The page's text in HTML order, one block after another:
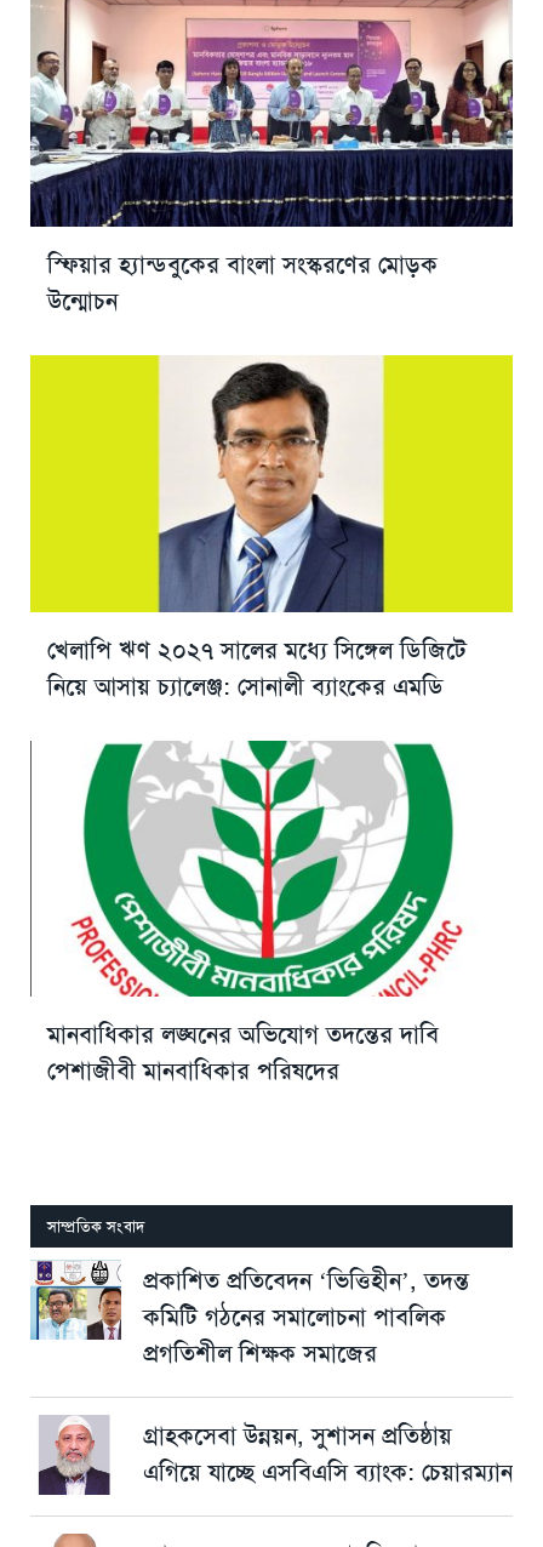
স্ফিয়ার হ্যান্ডবুকের বাংলা সংস্করণের মোড়ক
উন্মোচন
খেলাপি ঋণ ২০২৭ সালের মধ্যে সিঙ্গেল ডিজিটে
নিয়ে আসায় চ্যালেঞ্জ: সোনালী ব্যাংকের এমডি
মানবাধিকার লঙ্ঘনের অভিযোগ তদন্তের দাবি
পেশাজীবী মানবাধিকার পরিষদের
সাম্প্রতিক সংবাদ
প্রকাশিত প্রতিবেদন ‘ভিত্তিহীন’, তদন্ত
কমিটি গঠনের সমালোচনা পাবলিক
প্রগতিশীল শিক্ষক সমাজের
গ্রাহকসেবা উন্নয়ন, সুশাসন প্রতিষ্ঠায়
এগিয়ে যাচ্ছে এসবিএসি ব্যাংক: চেয়ারম্যান